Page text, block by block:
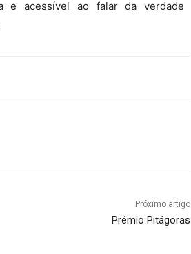
e acessível ao falar da verdade
Próximo artigo
Prémio Pitágoras